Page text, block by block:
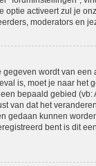
optie activeert zul je
moderators en
gegeven wordt van een
is, moet je naar het
bepaald gebied (vb:
van dat het
gedaan kunnen
bent is dit